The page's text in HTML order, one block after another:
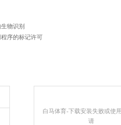
物识别
序的标记许可
白马体育-下载安装失败或使
请